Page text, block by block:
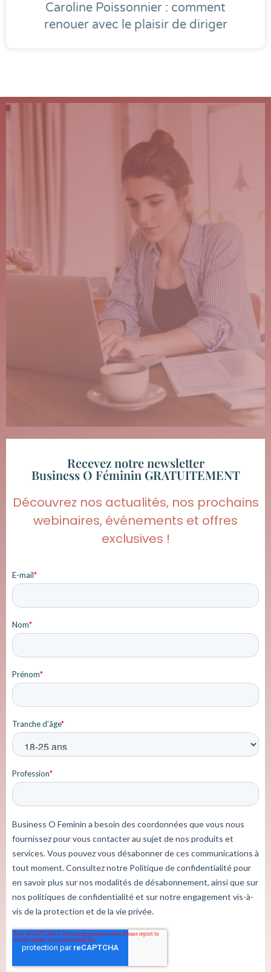
Caroline Poissonnier : comment
renouer avec le plaisir de diriger
Recevez notre newsletter
Business O Féminin GRATUITEMENT
Découvrez nos actualités, nos prochains
webinaires, événements et offres
exclusives !